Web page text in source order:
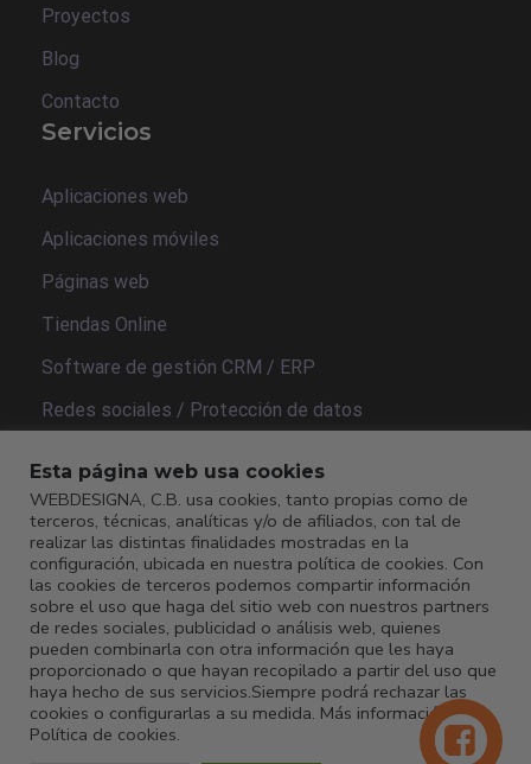
Proyectos
Blog
Contacto
Servicios
Aplicaciones web
Aplicaciones móviles
Páginas web
Tiendas Online
Software de gestión CRM / ERP
Redes sociales / Protección de datos
Legal
Política de privacidad
Aviso legal
Política de cookies
Esta página web usa cookies
WEBDESIGNA, C.B. usa cookies, tanto propias como de
terceros, técnicas, analíticas y/o de afiliados, con tal de
realizar las distintas finalidades mostradas en la
configuración, ubicada en nuestra política de cookies. Con
las cookies de terceros podemos compartir información
sobre el uso que haga del sitio web con nuestros partners
de redes sociales, publicidad o análisis web, quienes
pueden combinarla con otra información que les haya
proporcionado o que hayan recopilado a partir del uso que
haya hecho de sus servicios.Siempre podrá rechazar las
cookies o configurarlas a su medida. Más información:
Política de cookies.